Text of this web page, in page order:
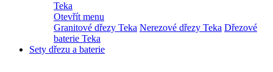
Teka
Otevřít menu
Granitové dřezy Teka Nerezové dřezy Teka Dřezové
baterie Teka
Sety dřezu a baterie